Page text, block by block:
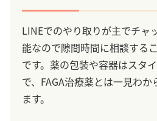
LINEでのやり取りが主でチャ
能なので隙間時間に相談する
です。薬の包装や容器はスタ
で、FAGA治療薬とは一見わ
ます。